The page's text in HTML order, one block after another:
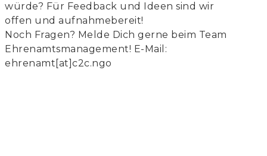
würde? Für Feedback und Ideen sind wir
offen und aufnahmebereit!
Noch Fragen? Melde Dich gerne beim Team
Ehrenamtsmanagement! E-Mail:
ehrenamt[at]c2c.ngo